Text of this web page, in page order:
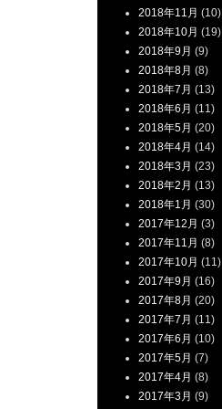
2018年11月 (10)
2018年10月 (19)
2018年9月 (9)
2018年8月 (8)
2018年7月 (13)
2018年6月 (11)
2018年5月 (20)
2018年4月 (14)
2018年3月 (23)
2018年2月 (13)
2018年1月 (30)
2017年12月 (3)
2017年11月 (8)
2017年10月 (11)
2017年9月 (16)
2017年8月 (20)
2017年7月 (11)
2017年6月 (10)
2017年5月 (7)
2017年4月 (8)
2017年3月 (9)